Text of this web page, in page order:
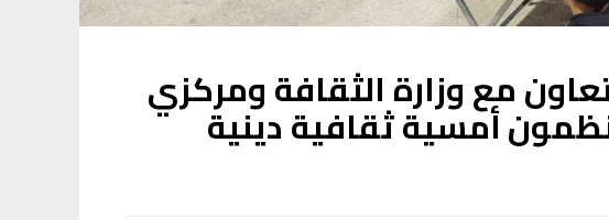
مع وزارة الثقافة ومركزي
أمسية ثقافية دينية